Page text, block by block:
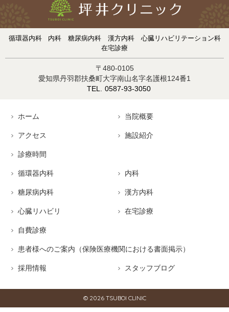
循環器内科 内科 糖尿病内科 漢方内科
心臓リハビリテーション科
在宅診療
〒480-0105
愛知県丹羽郡扶桑町大字南山名字名護根124番1
0587-93-3050
ホーム 当院概要
アクセス 施設紹介
診療時間
循環器内科 内科
糖尿病内科 漢方内科
心臓リハビリ 在宅診療
自費診療
患者様へのご案内（保険医療機関における書面掲示）
採用情報 スタッフブログ
© 2026TSUBOI CLINIC